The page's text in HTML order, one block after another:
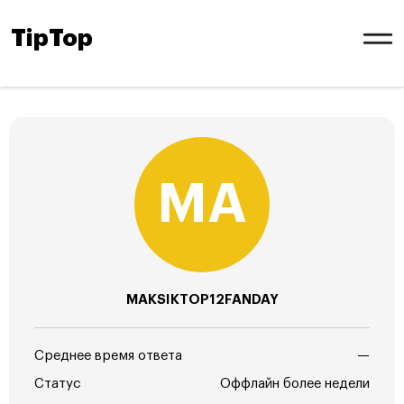
TipTop
MAKSIKTOP12FANDAY
Среднее время ответа —
Статус Оффлайн более недели